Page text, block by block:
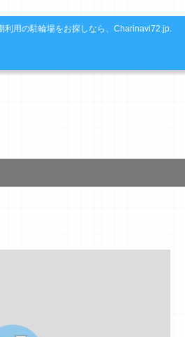
利用の駐輪場をお探しなら、Charinavi72.jp.